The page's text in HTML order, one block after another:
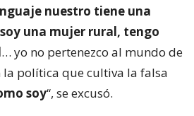
nuestro tiene una
una mujer rural, tengo
… yo no pertenezco al mundo de
la política que cultiva la falsa
soy“, se excusó.